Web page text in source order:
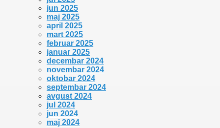
jun 2025
maj 2025
april 2025
mart 2025
februar 2025
januar 2025
decembar 2024
novembar 2024
oktobar 2024
septembar 2024
avgust 2024
jul 2024
jun 2024
maj 2024